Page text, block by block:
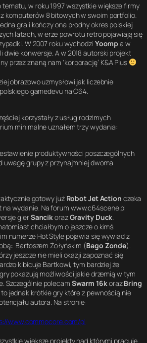
w roku 1997 wszystkie większe firmy
komputerów 8 bitowych w swoim portfolio.
gra i kończy ona płodny okres polskiej
latach, w erze powrotu retro pojawiają się
W 2007 roku wychodzi Yoomp a w
dwie konwersje. A w 2018 autorski projekt
przez znaną nam 'korporację’ K&A Plus
obrazowo uzmysłowi jak liczebnie
gamedevu na C64.
korzystały z usług rodzimych
minimalne uznałem trzy wydania:
produktywności poszczególnych
uwagę grupy z przynajmniej dwoma
gotowy już Robot Jet Action czeka
wydanie. Na forum www.c64scene.pl
gierSancikorazGravity Duck.
chciałbym o jeszcze o kimś
numerze Hot Style pojawia się wywiad z
Bartoszem Żołyńskim (Bago Zonde).
jeszcze nie mieli okazji zapoznać się
kibicuje Bartkowi, tym bardziej że
pokazują możliwości jakie drzemią w tym
Szczególnie polecam Swarm 16korazBring
to jednak krótkie gry które z pewnością nie
autora. Na stronie:
www.commocore.com/pl
większe projekty nad którymi pracuje